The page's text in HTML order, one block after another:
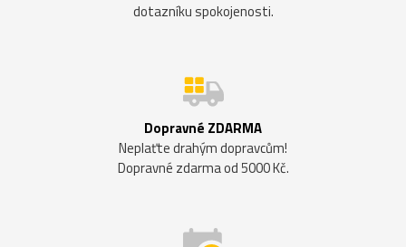
dotazníku spokojenosti.
Dopravné ZDARMA
Neplaťte drahým dopravcům!
Dopravné zdarma od 5000 Kč.